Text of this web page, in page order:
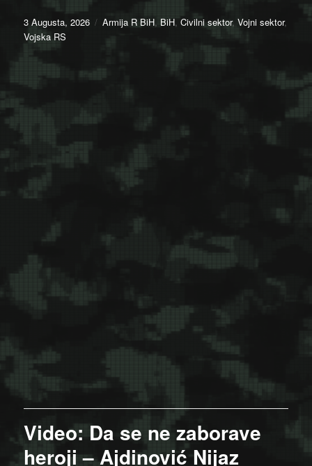
Posted
on
3 Augusta, 2026 Categories
Armija R BiH, BiH,Civilni sektor,Vojni sektor,
Vojska RS
Video: Da se ne zaborave
heroji – Ajdinović Nijaz